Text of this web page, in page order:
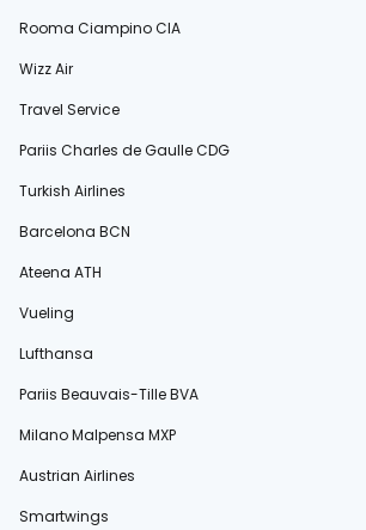
Rooma Ciampino CIA
Wizz Air
Travel Service
Pariis Charles de Gaulle CDG
Turkish Airlines
Barcelona BCN
Ateena ATH
Vueling
Lufthansa
Pariis Beauvais-Tille BVA
Milano Malpensa MXP
Austrian Airlines
Smartwings